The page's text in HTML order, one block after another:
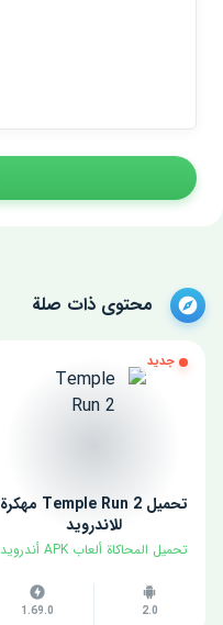
محتوى ذات صلة
جديد
تحميل Temple Run 2 مهكرة
للاندرويد
تحميل المحاكاة ألعاب APK أندرويد
2.0
1.69.0